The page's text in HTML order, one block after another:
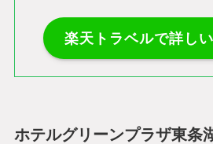
楽天トラベルで詳し
ホテルグリーンプラザ東条